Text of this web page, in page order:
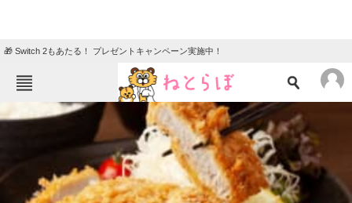
🎁 Switch 2もあたる！ プレゼントキャンペーン実施中！
ねとらぼメニュー
ニュース
クイズ
グルメ 地域